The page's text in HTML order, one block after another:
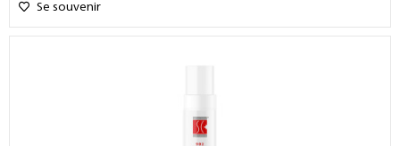
Se souvenir